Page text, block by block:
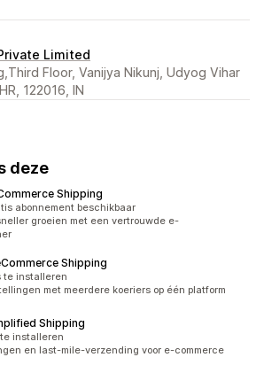
Limited
Floor, Vanijya Nikunj, Udyog Vihar
122016, IN
deze
Shipping
totaal
abonnement beschikbaar
groeien met een vertrouwde e-
Shipping
te installeren
met meerdere koeriers op één platform
Shipping
installeren
en last-mile-verzending voor e-commerce